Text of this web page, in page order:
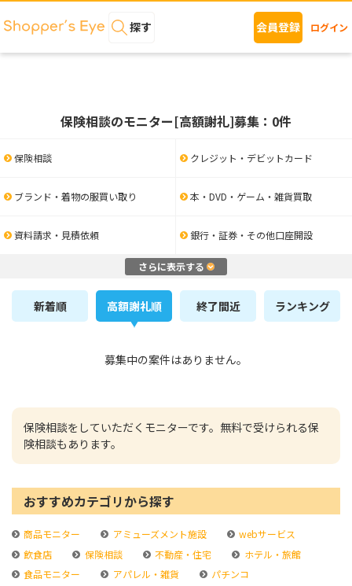
探す 会員登録 ログイン
保険相談のモニター[高額謝礼]募集：0件
保険相談 クレジット・デビットカード
ブランド・着物の服買い取り 本・DVD・ゲーム・雑貨買取
資料請求・見積依頼 銀行・証券・その他口座開設
さらに表示する
新着順 高額謝礼順 終了間近 ランキング
募集中の案件はありません。
保険相談をしていただくモニターです。無料で受けられる保
険相談もあります。
おすすめカテゴリから探す
商品モニター アミューズメント施設
webサービス
飲食店
保険相談 不動産・住宅
ホテル・旅館
食品モニター
アパレル・雑貨
パチンコ